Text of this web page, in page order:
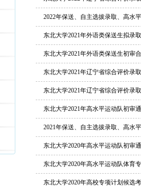
2022年保送、自主选拔录取、高水
东北大学2021年外语类保送生拟录
东北大学2021年外语类保送生初审
东北大学2021年辽宁省综合评价录
东北大学2021年辽宁省综合评价录
东北大学2021年高水平运动队初审
2021年保送、自主选拔录取、高水
东北大学2020年高水平运动队初审
东北大学2020年高水平运动队体育
东北大学2020年高校专项计划候选